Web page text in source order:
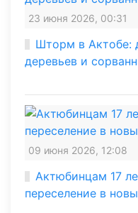
23 июня 2026, 00:31
Шторм в Актобе:
деревьев и
09 июня 2026, 12:08
Актюбинцам 17
переселение в